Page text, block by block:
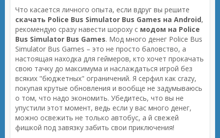
Что касается личного опыта, если вдруг вы решите
скачать Police Bus Simulator Bus Games на Android,
рекомендую сразу навести шороху с модом на Police
Bus Simulator Bus Games. Мод много денег Police Bus
Simulator Bus Games – это не просто баловство, а
настоящая находка для геймеров, кто хочет прокачать
свою тачку до максимума и наслаждаться игрой без
всяких "бюджетных" ограничений. Я серфил как crazy,
покупая крутые обновления и вообще не задумываюсь
о том, что надо экономить. Убедитесь, что вы не
упустили этот момент, ведь если у вас много денег,
можно освежить не только автобус, а й свежей
фишкой под завязку забить свои приключения!